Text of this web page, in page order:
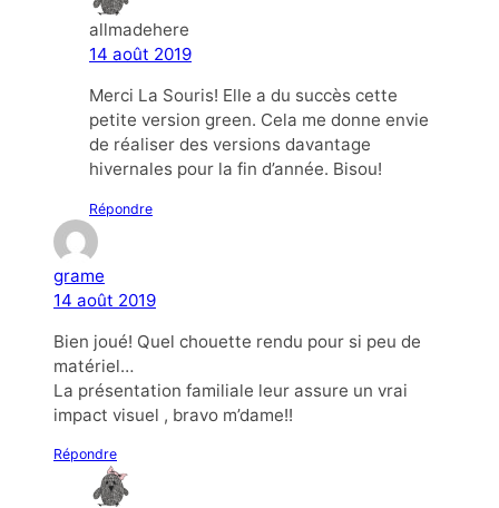
allmadehere
14 août 2019
Merci La Souris! Elle a du succès cette
petite version green. Cela me donne envie
de réaliser des versions davantage
hivernales pour la fin d’année. Bisou!
Répondre
grame
14 août 2019
Bien joué! Quel chouette rendu pour si peu de
matériel…
La présentation familiale leur assure un vrai
impact visuel , bravo m’dame!!
Répondre